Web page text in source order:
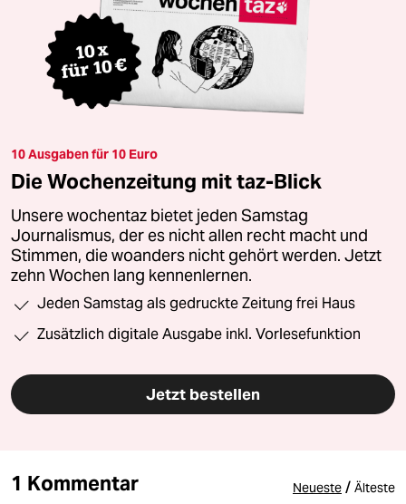
10 Ausgaben für 10 Euro
Die Wochenzeitung mit taz-Blick
Unsere wochentaz bietet jeden Samstag
Journalismus, der es nicht allen recht macht und
Stimmen, die woanders nicht gehört werden. Jetzt
zehn Wochen lang kennenlernen.
Jeden Samstag als gedruckte Zeitung frei Haus
Zusätzlich digitale Ausgabe inkl. Vorlesefunktion
Jetzt bestellen
1 Kommentar Neueste / Älteste